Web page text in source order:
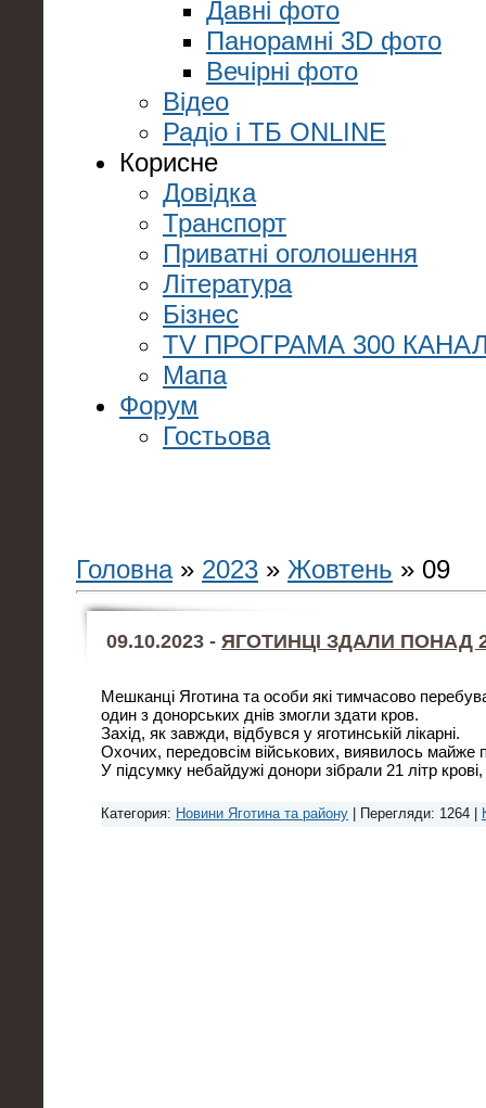
Давні фото
Панорамні 3D фото
Вечірні фото
Відео
Радіо і ТБ ONLINE
Корисне
Довідка
Транспорт
Приватні оголошення
Література
Бізнес
TV ПРОГРАМА 300
Мапа
Форум
Гостьова
Головна» 2023 » Жовтень » 09
09.10.2023 - ЯГОТИНЦІ ЗДАЛИ ПОНАД
Мешканці Яготина та особи які тимчасово
один з донорських днів змогли здати кров.
Захід, як завжди, відбувся у яготинській лікарні.
Охочих, передовсім військових, виявилось майже
У підсумку небайдужі донори зібрали 21 літр крові,
Категория: Новини Яготина та району | Перегляди: 1264 |